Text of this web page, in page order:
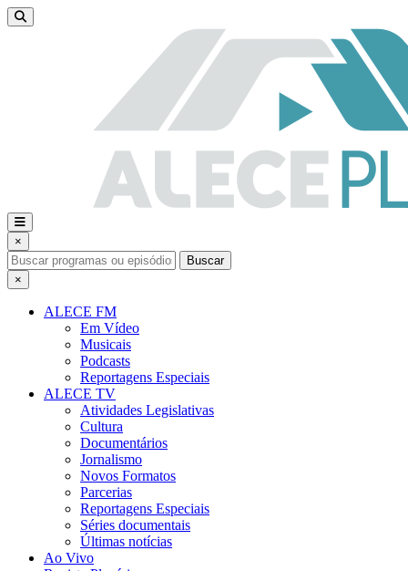
×
Buscar
×
ALECE FM
Em Vídeo
Musicais
Podcasts
Reportagens Especiais
ALECE TV
Atividades Legislativas
Cultura
Documentários
Jornalismo
Novos Formatos
Parcerias
Reportagens Especiais
Séries documentais
Últimas notícias
Ao Vivo